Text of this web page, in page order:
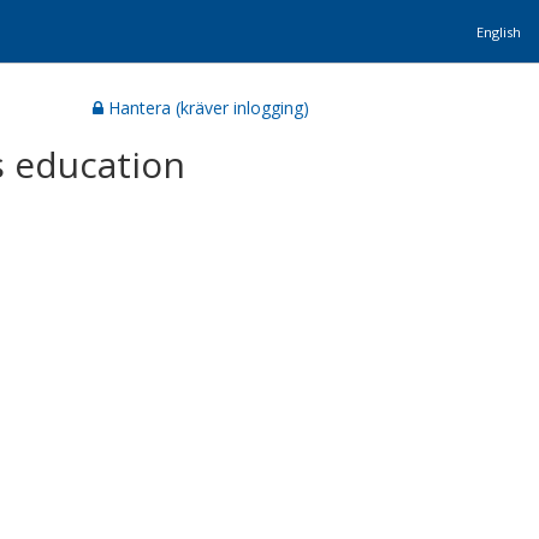
English
Hantera (kräver inlogging)
education